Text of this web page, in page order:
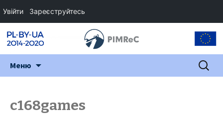
Меню Пошук:
c168games
Увійти Зареєструйтесь